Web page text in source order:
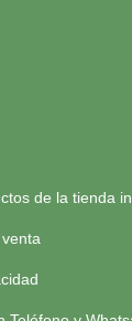
de la tienda